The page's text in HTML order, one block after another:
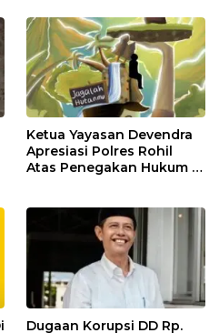
Ketua Yayasan Devendra
Apresiasi Polres Rohil
Atas Penegakan Hukum di
Dugaan Korupsi DD Rp.